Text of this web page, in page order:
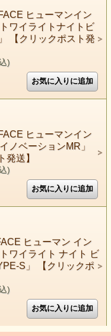
ヒューマンイン
ワイライトナイトビ
【クリックポスト発
)
ヒューマンイン
ノベーションMR」
発送】
)
ヒューマン イン
ワイライト ナイト ビ
S」 【クリックポ
)